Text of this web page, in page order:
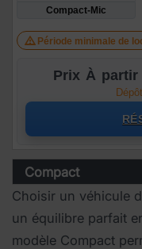
Compact-Mic
Période minimale de
Prix À partir
Compact
Choisir un véhicule
un équilibre parfait
modèle Compact